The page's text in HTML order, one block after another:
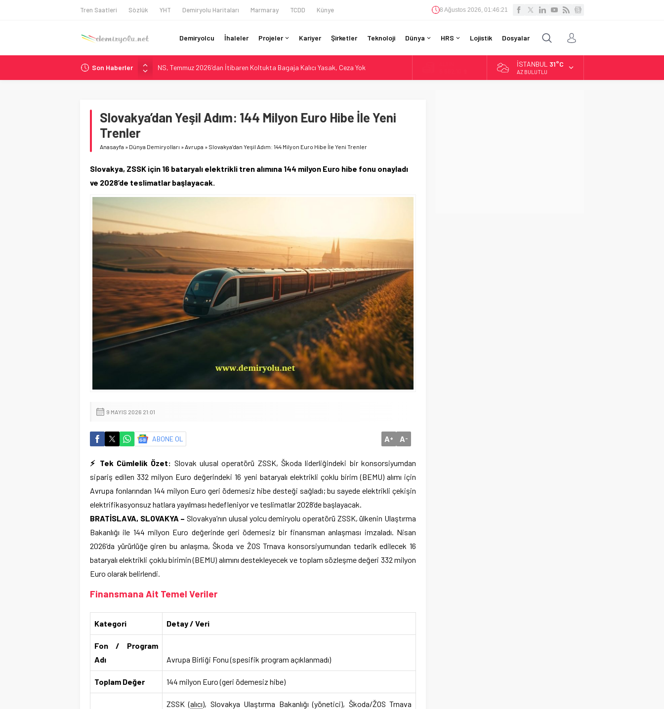
Tren Saatleri Sözlük YHT Demiryolu Haritaları Marmaray TCDD Künye 8 Ağustos 2026, 01:46:22
Demiryolcu İhaleler Projeler Kariyer Şirketler Teknoloji Dünya HRS Lojistik Dosyalar
Son Haberler
NS, Temmuz 2026’dan İtibaren Koltukta Bagaja Kalıcı Yasak, Ceza Yok
Madrid Atocha’da 56 Milyon Euro’luk Yenileme: Sol Tüneli %33 Kapasite Artışı
České dráhy 101 Yaşındaki Buharlıyı Šumava Seferlerine Çıkarıyor
ÖBB ve RFI’dan Brenner’da 15 Günlük Bakım: Tren Seferleri Duruyor
İSTANBUL 31°C
AZ BULUTLU
Slovakya’dan Yeşil Adım: 144 Milyon Euro Hibe İle Yeni
Trenler
Anasayfa » Dünya Demiryolları »Avrupa » Slovakya’dan Yeşil Adım: 144 Milyon Euro Hibe İle Yeni Trenler
Slovakya, ZSSK için 16 bataryalı elektrikli tren alımına 144 milyon Euro hibe fonu onayladı
ve 2028’de teslimatlar başlayacak.
9 MAYIS 2026 21:01
ABONE OL A+ A-
⚡ Tek Cümlelik Özet: Slovak ulusal operatörü ZSSK, Škoda liderliğindeki bir konsorsiyumdan
sipariş edilen 332 milyon Euro değerindeki 16 yeni bataryalı elektrikli çoklu birim (BEMU) alımı için
Avrupa fonlarından 144 milyon Euro geri ödemesiz hibe desteği sağladı; bu sayede elektrikli çekişin
elektrifikasyonsuz hatlara yayılması hedefleniyor ve teslimatlar 2028’de başlayacak.
BRATİSLAVA, SLOVAKYA – Slovakya’nın ulusal yolcu demiryolu operatörü ZSSK, ülkenin Ulaştırma
Bakanlığı ile 144 milyon Euro değerinde geri ödemesiz bir finansman anlaşması imzaladı. Nisan
2026’da yürürlüğe giren bu anlaşma, Škoda ve ŽOS Trnava konsorsiyumundan tedarik edilecek 16
bataryalı elektrikli çoklu birimin (BEMU) alımını destekleyecek ve toplam sözleşme değeri 332 milyon
Euro olarak belirlendi.
Finansmana Ait Temel Veriler
Kategori Detay / Veri
Fon / Program
Adı
Avrupa Birliği Fonu (spesifik program açıklanmadı)
Toplam Değer 144 milyon Euro (geri ödemesiz hibe)
ZSSK (alıcı), Slovakya Ulaştırma Bakanlığı (yönetici), Škoda/ŽOS Trnava